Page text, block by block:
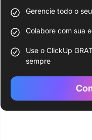
Gerencie todo o
Colabore com sua
Use o ClickUp
sempre